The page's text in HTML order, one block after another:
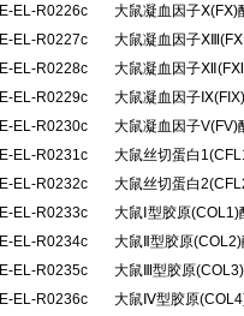
E-EL-R0226c
大鼠凝血因子Ⅹ(FⅩ)
E-EL-R0227c
大鼠凝血因子
E-EL-R0228c
大鼠凝血因子
E-EL-R0229c
大鼠凝血因子
E-EL-R0230c
大鼠凝血因子V(FV)
E-EL-R0231c
大鼠丝切蛋白
E-EL-R0232c
大鼠丝切蛋白
E-EL-R0233c
大鼠Ⅰ型胶原
E-EL-R0234c
大鼠Ⅱ型胶原
E-EL-R0235c
大鼠Ⅲ型胶原
E-EL-R0236c
大鼠Ⅳ型胶原